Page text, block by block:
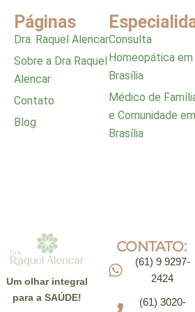
Páginas
Dra. Raquel Alencar
Sobre a Dra Raquel
Alencar
Contato
Blog
Consulta
Homeopática em
Brasília
Médico de
e Comunidade em
Brasília
Um olhar integral
para aSAÚDE!
CONTATO:
(61) 9 9297-
2424
(61) 3020-